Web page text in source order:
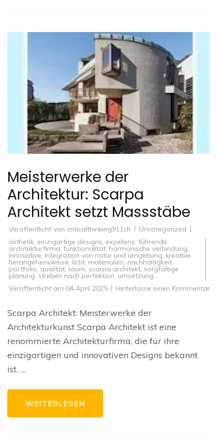
Meisterwerke der
Architektur: Scarpa
Architekt setzt Massstäbe
Veröffentlicht von criticalthinking911ch
Uncategorized
ästhetik, einzigartige designs, exzellenz, führende
architekturfirma, funktionalität, harmonische verbindung,
innovative, integration von natur und umgebung, kreative
herangehensweise, licht, materialien, nachhaltigkeit,
portfolio, qualität, raum, scarpa architekt, sorgfältige
planung, streben nach perfektion, umsetzung
Veröffentlicht am 04 April 2025 Hinterlasse einen Kommentarzu
Scarpa Architekt: Meisterwerke der
Architekturkunst Scarpa Architekt ist eine
renommierte Architekturfirma, die für ihre
einzigartigen und innovativen Designs bekannt
ist. …
WEITERLESEN